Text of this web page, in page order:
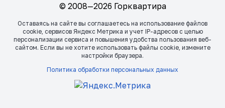
© 2008—2026 Горквартира
Оставаясь на сайте вы соглашаетесь на использование файлов
сookie, сервисов Яндекс Метрика и учет IP-адресов с целью
персонализации сервиса и повышения удобства пользования веб-
сайтом. Если вы не хотите использовать файлы сookie, измените
настройки браузера.
Политика обработки персональных данных